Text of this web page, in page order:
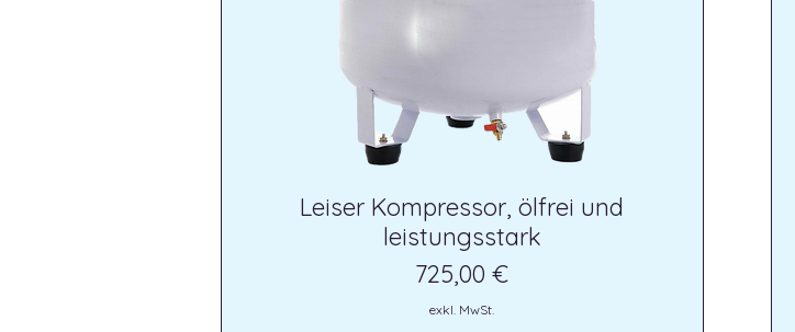
Leiser Kompressor, ölfrei und
leistungsstark
Preis
725,00 €
exkl. MwSt.